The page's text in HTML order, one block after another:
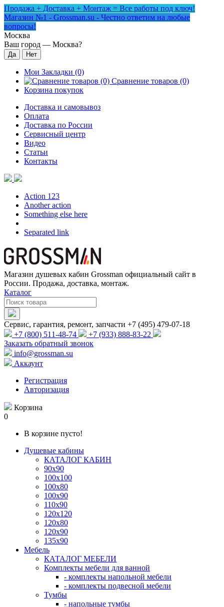
Продажа + Доставка + Монтаж = Все работы под ключ!
Магазин №1 - Grossman.su - Честно ответим на любые
вопросы!
Москва
Ваш город — Москва?
Мои Закладки (0)
Сравнение товаров (0)
Корзина покупок
Доставка и самовывоз
Оплата
Доставка по России
Сервисный центр
Видео
Статьи
Контакты
Action 123
Another action
Something else here
Separated link
Магазин душевых кабин Grossman официальный сайт в
России. Продажа, доставка, монтаж.
Каталог
Сервис, гарантия, ремонт, запчасти +7 (495) 479-07-18
+7 (800) 511-48-74
+7 (933) 888-83-22
Заказать обратный звонок
info@grossman.su
Аккаунт
Регистрация
Авторизация
Корзина
0
В корзине пусто!
Душевые кабины
КАТАЛОГ КАБИН
90x90
100x100
100x80
100x90
110x90
120x120
120x80
120x90
135x90
Мебель
КАТАЛОГ МЕБЕЛИ
Комплекты мебели для ванной
- комплекты напольной мебели
- комплекты подвесной мебели
Тумбы
- напольные тумбы